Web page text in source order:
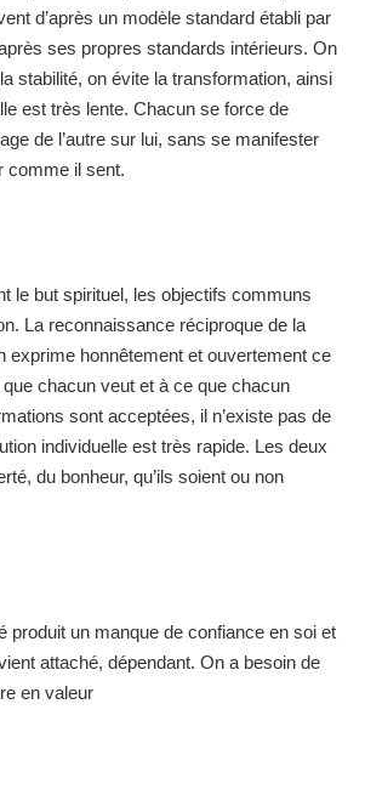
d’après un modèle standard établi par
ses propres standards intérieurs. On
stabilité, on évite la transformation, ainsi
est très lente. Chacun se force de
de l’autre sur lui, sans se manifester
comme il sent.
le but spirituel, les objectifs communs
La reconnaissance réciproque de la
exprime honnêtement et ouvertement ce
chacun veut et à ce que chacun
sont acceptées, il n’existe pas de
individuelle est très rapide. Les deux
du bonheur, qu’ils soient ou non
produit un manque de confiance en soi et
attaché, dépendant. On a besoin de
en valeur